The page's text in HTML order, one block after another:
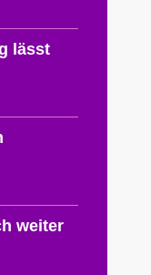
lässt
weiter